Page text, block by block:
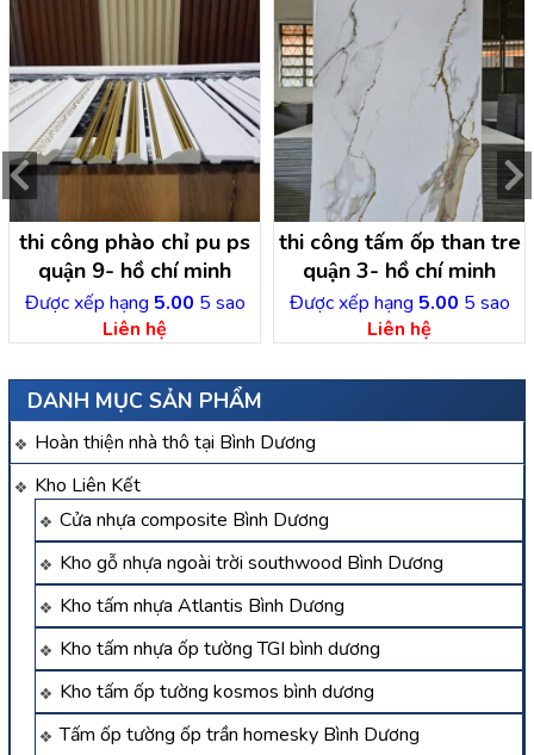
DANH MỤC SẢN PHẨM
Hoàn thiện nhà thô tại Bình Dương
Kho Liên Kết
Cửa nhựa composite Bình Dương
Kho gỗ nhựa ngoài trời southwood Bình Dương
Kho tấm nhựa Atlantis Bình Dương
Kho tấm nhựa ốp tường TGI bình dương
Kho tấm ốp tường kosmos bình dương
Tấm ốp tường ốp trần homesky Bình Dương
thi công phào chỉ pu ps
quận 9- hồ chí minh
Được xếp hạng 5.00 5 sao
Liên hệ
thi công tấm ốp than tre
quận 3- hồ chí minh
Được xếp hạng 5.00 5 sao
Liên hệ